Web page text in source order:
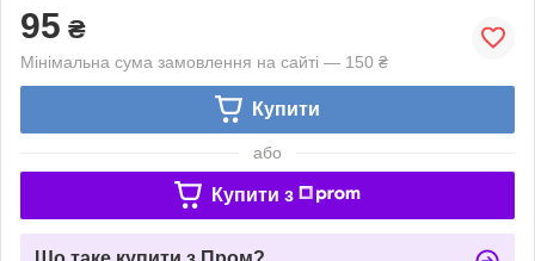
95 ₴
Мінімальна сума замовлення на сайті — 150 ₴
Купити
або
Купити з